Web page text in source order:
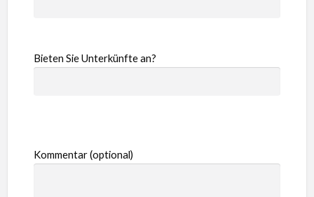
Bieten Sie Unterkünfte an?
Kommentar (optional)